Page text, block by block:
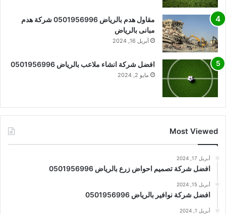
مقاول هدم بالرياض 0501956996 شركة هدم
مبانى بالرياض
أبريل 16, 2024
افضل شركة انشاء ملاعب بالرياض 0501956996
مايو 2, 2024
Most Viewed
أبريل 17, 2024
افضل شركة تصميم احواض زرع بالرياض 0501956996
أبريل 15, 2024
افضل شركة نوافير بالرياض 0501956996
أبريل 1, 2024